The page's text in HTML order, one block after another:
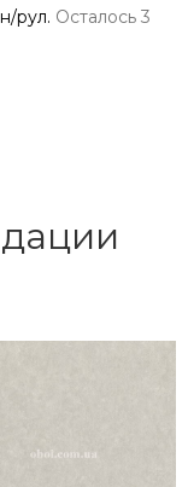
рул. Осталось 3